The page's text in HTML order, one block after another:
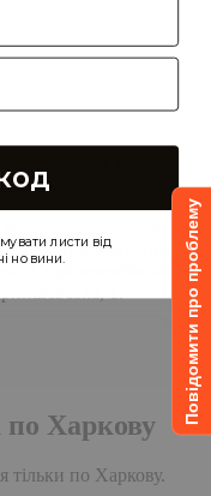
Повідомити про проблему
оформити
його в нашій
замовлення;
за
по Харкову
тільки по Харкову.
листи від
новини.